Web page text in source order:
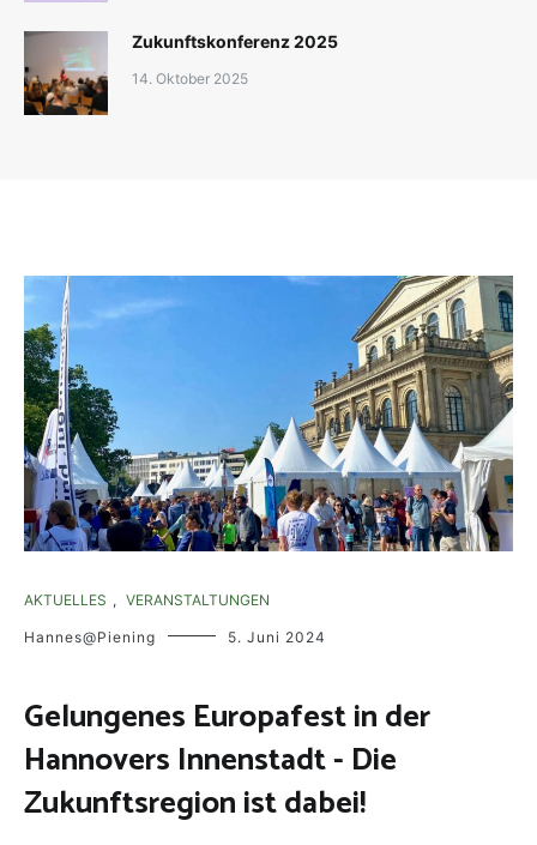
Zukunftskonferenz 2025
14. Oktober 2025
AKTUELLES , VERANSTALTUNGEN
Hannes@Piening 5. Juni 2024
Gelungenes Europafest in der
Hannovers Innenstadt - Die
Zukunftsregion ist dabei!